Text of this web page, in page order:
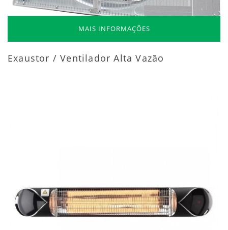
MAIS INFORMAÇÕES
Exaustor / Ventilador Alta Vazão